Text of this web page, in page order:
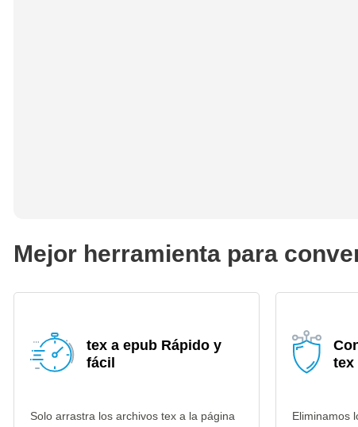
Mejor herramienta para
tex a epub Rápido y
fácil
Solo arrastra los archivos tex a la página
tex
Eliminamos